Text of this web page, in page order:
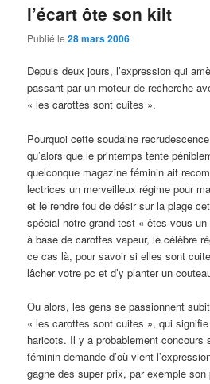
l’écart ôte son kilt
Publié le28 mars 2006
Depuis deux jours, l’expression qui
passant par un moteur de recherche
« les carottes sont cuites ».
Pourquoi cette soudaine
qu’alors que le printemps tente
quelconque magazine féminin ait
lectrices un merveilleux régime pour
et le rendre fou de désir sur la plage
spécial notre grand test « êtes-vous
à base de carottes vapeur, le célèbre
ce cas là, pour savoir si elles sont
lâcher votre pc et d’y planter un
Ou alors, les gens se passionnent
« les carottes sont cuites », qui
haricots. Il y a probablement concours
féminin demande d’où vient
gagne des super prix, par exemple